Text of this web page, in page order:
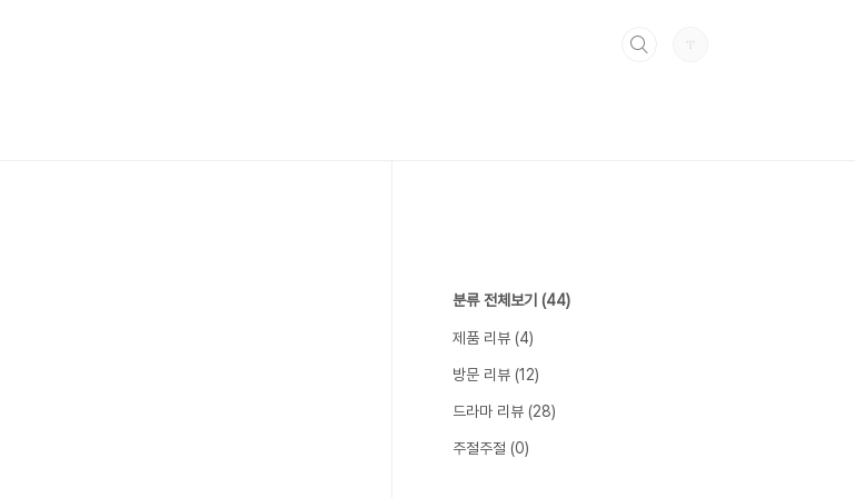
분류 전체보기 (44)
제품 리뷰 (4)
방문 리뷰 (12)
드라마 리뷰 (28)
주절주절 (0)